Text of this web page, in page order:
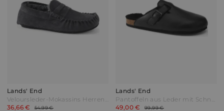
Lands' End
Veloursleder-Mokassins Herren Grau by Lands' End
36,66 €
54,99 €
Lands' End
Pantoffeln aus Leder mit Schnalle Herren Schwarz by Lands' End
49,00 €
99,99 €